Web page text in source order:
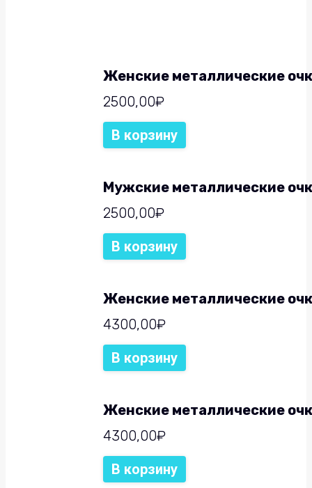
Женские металлические
2500,00₽
В корзину
Мужские металлические
2500,00₽
В корзину
Женские металлические
4300,00₽
В корзину
Женские металлические
4300,00₽
В корзину